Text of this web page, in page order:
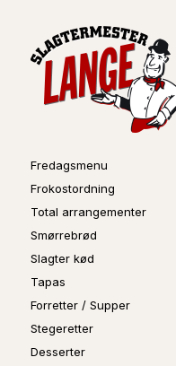
Fredagsmenu
Frokostordning
Total arrangementer
Smørrebrød
Slagter kød
Tapas
Forretter / Supper
Stegeretter
Desserter